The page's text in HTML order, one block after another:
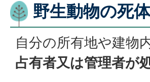
野生動物の死
自分の所有地や建物
占有者又は管理者が